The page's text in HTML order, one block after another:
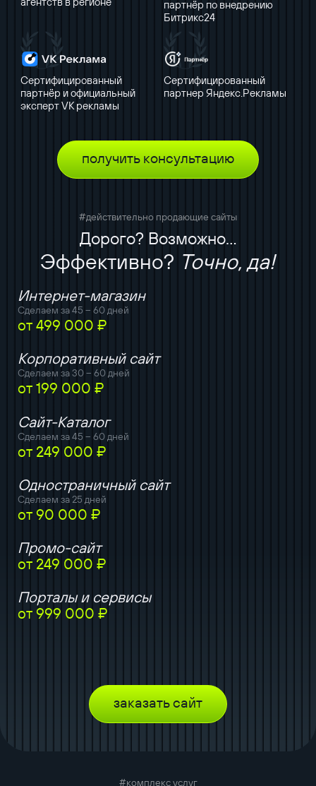
партнёр по внедрению
Битрикс24
Сертифицированный
партнёр и официальный
эксперт VK рекламы
Сертифицированный
партнер Яндекс.Рекламы
получить консультацию
#действительно продающие сайты
Дорого? Возможно...
Эффективно? Точно, да!
Интернет-магазин
Сделаем за 45 – 60 дней
от 499 000 ₽
Корпоративный сайт
Сделаем за 30 – 60 дней
от 199 000 ₽
Сайт-Каталог
Сделаем за 45 – 60 дней
от 249 000 ₽
Одностраничный сайт
Сделаем за 25 дней
от 90 000 ₽
Промо-сайт
от 249 000 ₽
Порталы и сервисы
от 999 000 ₽
заказать сайт
#комплекс услуг